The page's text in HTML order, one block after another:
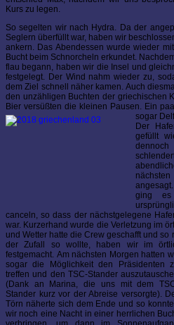
Kurs zu legen.
So segelten wir nach Hydra. Da der
Seglern überfüllt war, haben wir
ankern. Das Abendessen wurde wieder
Bucht beim Schnorcheln erkundet.
flau begann, haben wir die Insel und
festgelegt. Der Wind nahm wieder zu,
dem Ziel schnell näher kamen. Auch
den unzähligen Buchten der griechischen
Bier versüßten die kleinen Pausen. Ein
sogar
Der
gefüllt
ging
canceln, so dass der nächstgelegene
war. Kurzerhand wurde die Verletzung im
und Wetter hatte die Crew geschafft und
der Zufall so wollte, haben wir im
festgemacht. Am nächsten Morgen hatten
sogar die Möglichkeit den Präsidenten
treffen und den TSC-Stander
(Dank an Marina, die uns mit dem
Stander kurz vor der Abreise versorgte).
Törn näherte sich dem Ende und so
wir noch eine Nacht in einer herrlichen